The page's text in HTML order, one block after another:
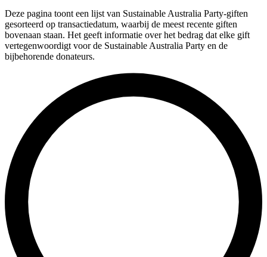
Deze pagina toont een lijst van Sustainable Australia Party-giften
gesorteerd op transactiedatum, waarbij de meest recente giften
bovenaan staan. Het geeft informatie over het bedrag dat elke gift
vertegenwoordigt voor de Sustainable Australia Party en de
bijbehorende donateurs.